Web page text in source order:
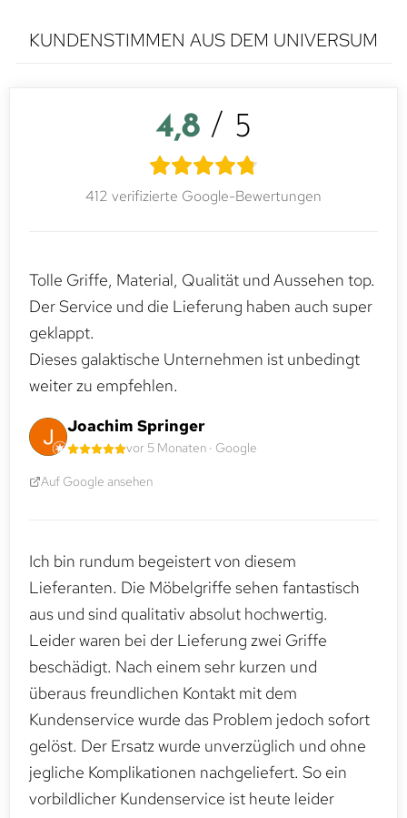
KUNDENSTIMMEN AUS DEM UNIVERSUM
4,8 / 5
412 verifizierte Google-Bewertungen
Tolle Griffe, Material, Qualität und Aussehen top.
Der Service und die Lieferung haben auch super
geklappt.
Dieses galaktische Unternehmen ist unbedingt
weiter zu empfehlen.
Joachim Springer
vor 5 Monaten · Google
Auf Google ansehen
Ich bin rundum begeistert von diesem
Lieferanten. Die Möbelgriffe sehen fantastisch
aus und sind qualitativ absolut hochwertig.
Leider waren bei der Lieferung zwei Griffe
beschädigt. Nach einem sehr kurzen und
überaus freundlichen Kontakt mit dem
Kundenservice wurde das Problem jedoch sofort
gelöst. Der Ersatz wurde unverzüglich und ohne
jegliche Komplikationen nachgeliefert. So ein
vorbildlicher Kundenservice ist heute leider